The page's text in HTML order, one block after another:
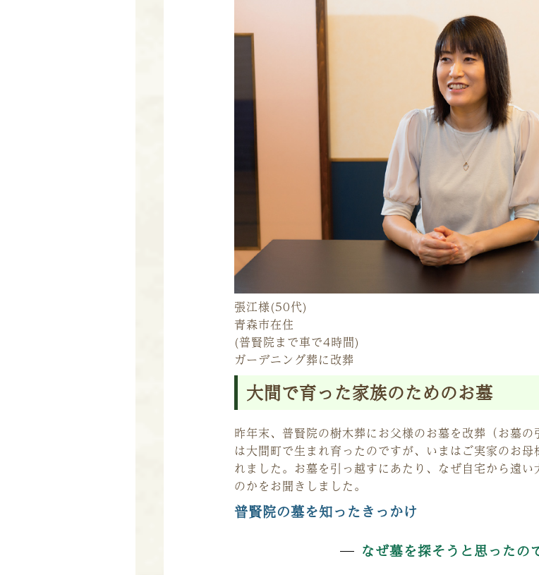
張江様(50代)
青森市在住
(普賢院まで車で4時間)
ガーデニング葬に改葬
大間で育った家族のためのお墓
昨年末、普賢院の樹木葬にお父様のお墓を改葬（お墓
は大間町で生まれ育ったのですが、いまはご実家のお
れました。お墓を引っ越すにあたり、なぜ自宅から遠
のかをお聞きしました。
普賢院の墓を知ったきっかけ
なぜ墓を探そうと思ったの